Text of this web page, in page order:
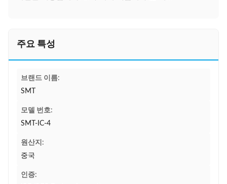
주요 특성
브랜드 이름:
SMT
모델 번호:
SMT-IC-4
원산지:
중국
인증: